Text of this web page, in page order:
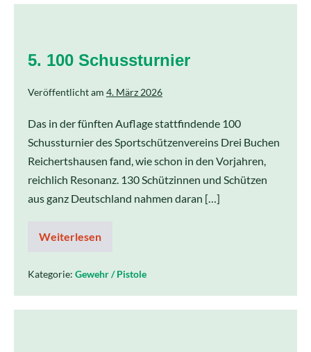
5. 100 Schussturnier
Veröffentlicht am 4. März 2026
Das in der fünften Auflage stattfindende 100
Schussturnier des Sportschützenvereins Drei Buchen
Reichertshausen fand, wie schon in den Vorjahren,
reichlich Resonanz. 130 Schützinnen und Schützen
aus ganz Deutschland nahmen daran […]
Weiterlesen
Kategorie: Gewehr / Pistole